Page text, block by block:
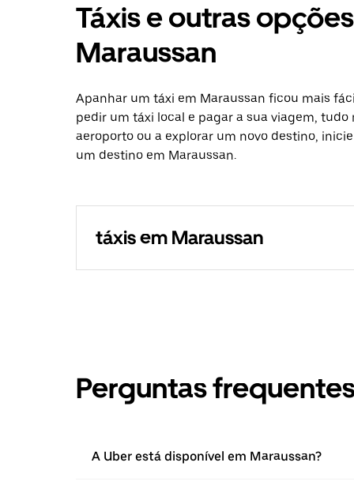
Táxis e outras
Maraussan
Apanhar um táxi em Maraussan ficou mais
pedir um táxi local e pagar a sua viagem,
aeroporto ou a explorar um novo destino,
um destino em Maraussan.
táxis em Maraussan
Perguntas
A Uber está disponível em Maraussan?